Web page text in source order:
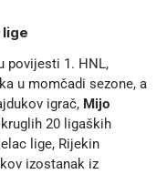
lige
povijesti 1. HNL,
u momčadi sezone, a
igrač, Mijo
20 ligaških
lige, Rijekin
izostanak iz